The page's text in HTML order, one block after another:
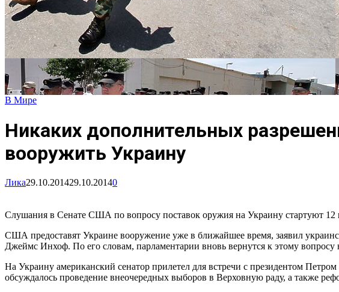
В Мире
Никаких дополнительных
вооружить Украину
Лика29.10.201429.10.20140
Слушания в Сенате США по вопросу поставок оружия на Украину стартуют 12
США предоставят Украине вооружение уже в ближайшее время, заявил
Джеймс Инхоф. По его словам, парламентарии вновь вернутся к этому вопросу
На Украину американский сенатор прилетел для встречи с президентом
обсуждалось проведение внеочередных выборов в Верховную раду, а также